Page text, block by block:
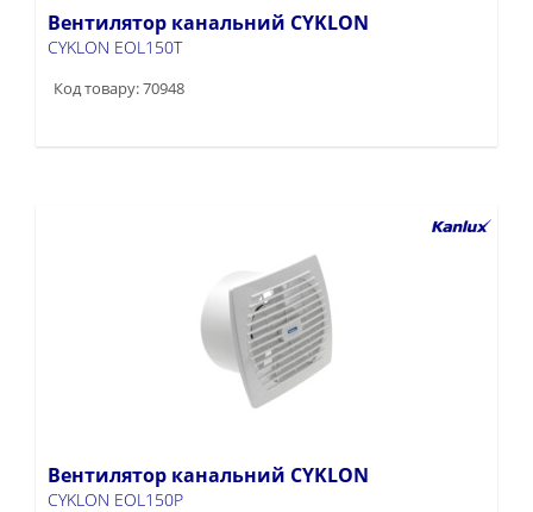
Вентилятор канальний CYKLON
CYKLON EOL150T
Код товару: 70948
Вентилятор канальний CYKLON
CYKLON EOL150P